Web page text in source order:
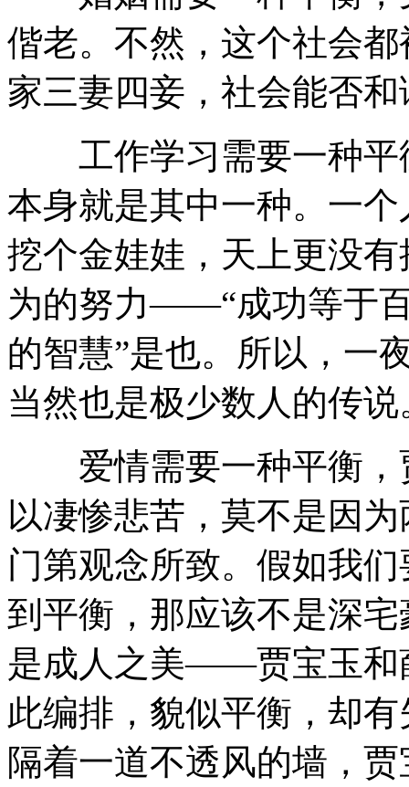
偕老。不然，这个社会
家三妻四妾，社会能否和
工作学习需要一种平
本身就是其中一种。一
挖个金娃娃，天上更没
为的努力——“成功等于
的智慧”是也。所以，一
当然也是极少数人的传说
爱情需要一种平衡，
以凄惨悲苦，莫不是因
门第观念所致。假如我
到平衡，那应该不是深
是成人之美——贾宝玉和
此编排，貌似平衡，却
隔着一道不透风的墙，